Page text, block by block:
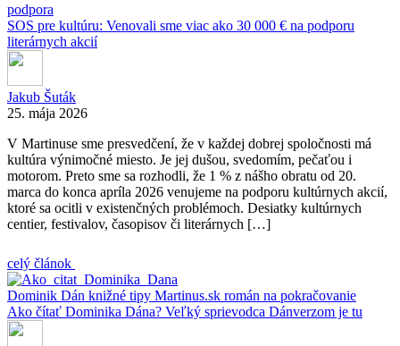
podpora
SOS pre kultúru: Venovali sme viac ako 30 000 € na podporu
literárnych akcií
Jakub Šuták
25. mája 2026
V Martinuse sme presvedčení, že v každej dobrej spoločnosti má
kultúra výnimočné miesto. Je jej dušou, svedomím, pečaťou i
motorom. Preto sme sa rozhodli, že 1 % z nášho obratu od 20.
marca do konca apríla 2026 venujeme na podporu kultúrnych akcií,
ktoré sa ocitli v existenčných problémoch. Desiatky kultúrnych
centier, festivalov, časopisov či literárnych […]
celý článok
Dominik Dán knižné tipy Martinus.sk román na pokračovanie
Ako čítať Dominika Dána? Veľký sprievodca Dánverzom je tu